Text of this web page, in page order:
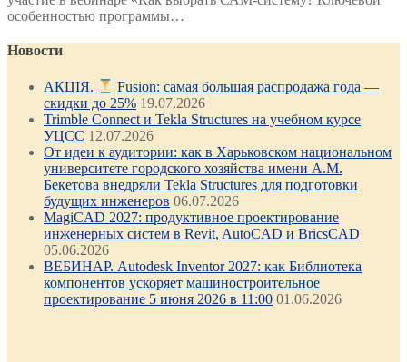
особенностью программы…
Новости
АКЦІЯ.
Fusion: самая большая распродажа года —
скидки до 25% 19.07.2026
Trimble Connect и Tekla Structures на учебном курсе
УЦСС 12.07.2026
От идеи к аудитории: как в Харьковском национальном
университете городского хозяйства имени А.М.
Бекетова внедряли Tekla Structures для подготовки
будущих инженеров 06.07.2026
MagiCAD 2027: продуктивное проектирование
инженерных систем в Revit, AutoCAD и BricsCAD
05.06.2026
ВЕБИНАР. Autodesk Inventor 2027: как Библиотека
компонентов ускоряет машиностроительное
проектирование 5 июня 2026 в 11:00 01.06.2026